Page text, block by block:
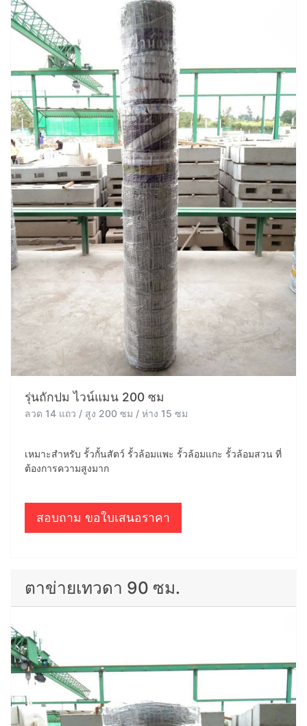
รุ่นถักปม ไวน์แมน 200 ซม
ลวด 14 แถว / สูง 200 ซม / ห่าง 15 ซม
เหมาะสำหรับ รั้วกั้นสัตว์ รั้วล้อมแพะ รั้วล้อมแกะ รั้วล้อมสวน ที่
ต้องการความสูงมาก
สอบถาม ขอใบเสนอราคา
ตาข่ายเทวดา 90 ซม.